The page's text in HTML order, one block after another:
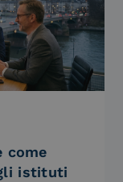
come
istituti